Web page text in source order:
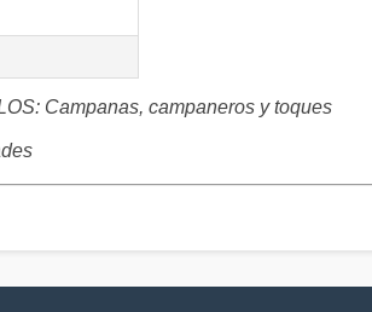
Campanas, campaneros y toques